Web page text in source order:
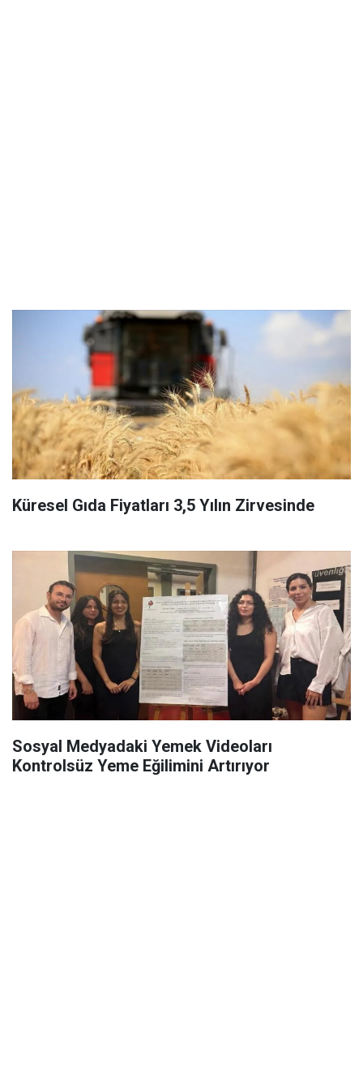
Küresel Gıda Fiyatları 3,5 Yılın Zirvesinde
Sosyal Medyadaki Yemek Videoları
Kontrolsüz Yeme Eğilimini Artırıyor